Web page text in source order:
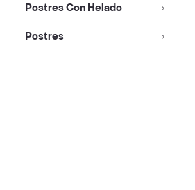
Postres Con Helado
Postres